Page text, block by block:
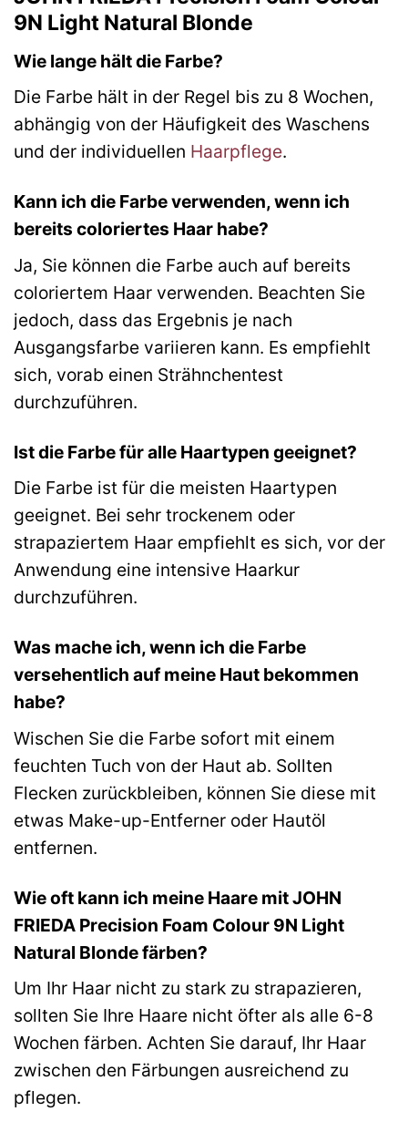
9N Light Natural Blonde
Wie lange hält die Farbe?
Die Farbe hält in der Regel bis zu 8 Wochen,
abhängig von der Häufigkeit des Waschens
und der individuellen Haarpflege.
Kann ich die Farbe verwenden, wenn ich
bereits coloriertes Haar habe?
Ja, Sie können die Farbe auch auf bereits
coloriertem Haar verwenden. Beachten Sie
jedoch, dass das Ergebnis je nach
Ausgangsfarbe variieren kann. Es empfiehlt
sich, vorab einen Strähnchentest
durchzuführen.
Ist die Farbe für alle Haartypen geeignet?
Die Farbe ist für die meisten Haartypen
geeignet. Bei sehr trockenem oder
strapaziertem Haar empfiehlt es sich, vor der
Anwendung eine intensive Haarkur
durchzuführen.
Was mache ich, wenn ich die Farbe
versehentlich auf meine Haut bekommen
habe?
Wischen Sie die Farbe sofort mit einem
feuchten Tuch von der Haut ab. Sollten
Flecken zurückbleiben, können Sie diese mit
etwas Make-up-Entferner oder Hautöl
entfernen.
Wie oft kann ich meine Haare mit JOHN
FRIEDA Precision Foam Colour 9N Light
Natural Blonde färben?
Um Ihr Haar nicht zu stark zu strapazieren,
sollten Sie Ihre Haare nicht öfter als alle 6-8
Wochen färben. Achten Sie darauf, Ihr Haar
zwischen den Färbungen ausreichend zu
pflegen.